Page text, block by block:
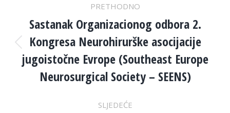
NAVIGATION
PRETHODNO
Previous
post:
Sastanak Organizacionog odbora 2.
Kongresa Neurohirurške asocijacije
jugoistočne Evrope (Southeast Europe
Neurosurgical Society – SEENS)
SLJEDEĆE